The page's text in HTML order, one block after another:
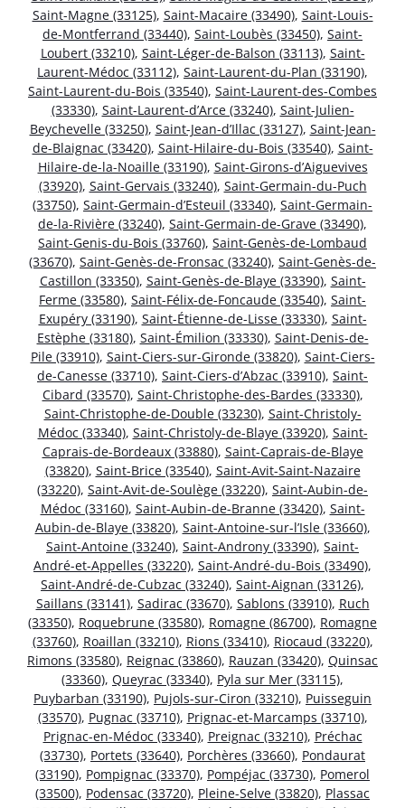
Saint-Magne (33125), Saint-Macaire (33490), Saint-Louis-
de-Montferrand (33440), Saint-Loubès (33450), Saint-
Loubert (33210), Saint-Léger-de-Balson (33113), Saint-
Laurent-Médoc (33112), Saint-Laurent-du-Plan (33190),
Saint-Laurent-du-Bois (33540), Saint-Laurent-des-Combes
(33330), Saint-Laurent-d’Arce (33240), Saint-Julien-
Beychevelle (33250), Saint-Jean-d’Illac (33127), Saint-Jean-
de-Blaignac (33420), Saint-Hilaire-du-Bois (33540), Saint-
Hilaire-de-la-Noaille (33190), Saint-Girons-d’Aiguevives
(33920), Saint-Gervais (33240), Saint-Germain-du-Puch
(33750), Saint-Germain-d’Esteuil (33340), Saint-Germain-
de-la-Rivière (33240), Saint-Germain-de-Grave (33490),
Saint-Genis-du-Bois (33760), Saint-Genès-de-Lombaud
(33670), Saint-Genès-de-Fronsac (33240), Saint-Genès-de-
Castillon (33350), Saint-Genès-de-Blaye (33390), Saint-
Ferme (33580), Saint-Félix-de-Foncaude (33540), Saint-
Exupéry (33190), Saint-Étienne-de-Lisse (33330), Saint-
Estèphe (33180), Saint-Émilion (33330), Saint-Denis-de-
Pile (33910), Saint-Ciers-sur-Gironde (33820), Saint-Ciers-
de-Canesse (33710), Saint-Ciers-d’Abzac (33910), Saint-
Cibard (33570), Saint-Christophe-des-Bardes (33330),
Saint-Christophe-de-Double (33230), Saint-Christoly-
Médoc (33340), Saint-Christoly-de-Blaye (33920), Saint-
Caprais-de-Bordeaux (33880), Saint-Caprais-de-Blaye
(33820), Saint-Brice (33540), Saint-Avit-Saint-Nazaire
(33220), Saint-Avit-de-Soulège (33220), Saint-Aubin-de-
Médoc (33160), Saint-Aubin-de-Branne (33420), Saint-
Aubin-de-Blaye (33820), Saint-Antoine-sur-l’Isle (33660),
Saint-Antoine (33240), Saint-Androny (33390), Saint-
André-et-Appelles (33220), Saint-André-du-Bois (33490),
Saint-André-de-Cubzac (33240), Saint-Aignan (33126),
Saillans (33141), Sadirac (33670), Sablons (33910), Ruch
(33350), Roquebrune (33580), Romagne (86700), Romagne
(33760), Roaillan (33210), Rions (33410), Riocaud (33220),
Rimons (33580), Reignac (33860), Rauzan (33420), Quinsac
(33360), Queyrac (33340), Pyla sur Mer (33115),
Puybarban (33190), Pujols-sur-Ciron (33210), Puisseguin
(33570), Pugnac (33710), Prignac-et-Marcamps (33710),
Prignac-en-Médoc (33340), Preignac (33210), Préchac
(33730), Portets (33640), Porchères (33660), Pondaurat
(33190), Pompignac (33370), Pompéjac (33730), Pomerol
(33500), Podensac (33720), Pleine-Selve (33820), Plassac